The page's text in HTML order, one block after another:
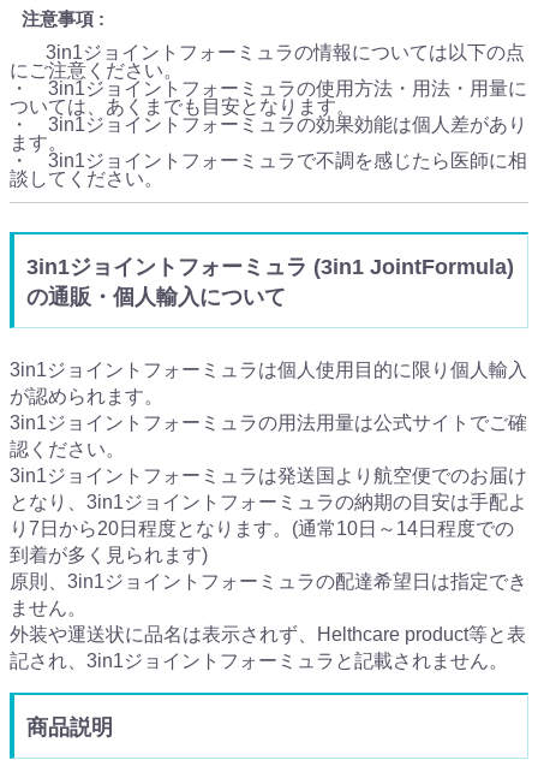
注意事項
3in1ジョイントフォーミュラの情報については以下の点
にご注意ください。
・ 3in1ジョイントフォーミュラの使用方法・用法・用量に
ついては、あくまでも目安となります。
・ 3in1ジョイントフォーミュラの効果効能は個人差があり
ます。
・ 3in1ジョイントフォーミュラで不調を感じたら医師に相
談してください。
3in1ジョイントフォーミュラ (3in1 JointFormula)
の通販・個人輸入について
3in1ジョイントフォーミュラは個人使用目的に限り個人輸入
が認められます。
3in1ジョイントフォーミュラの用法用量は公式サイトでご確
認ください。
3in1ジョイントフォーミュラは発送国より航空便でのお届け
となり、3in1ジョイントフォーミュラの納期の目安は手配よ
り7日から20日程度となります。(通常10日～14日程度での
到着が多く見られます)
原則、3in1ジョイントフォーミュラの配達希望日は指定でき
ません。
外装や運送状に品名は表示されず、Helthcare product等と表
記され、3in1ジョイントフォーミュラと記載されません。
商品説明